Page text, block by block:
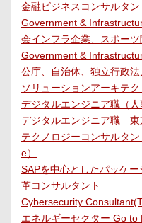
金融ビジネスコンサルタン
Government &
会インフラ企業、スポーツ
Government &
公庁、自治体、独立行政法
ソリューションアーキテク
デジタルエンジニア職（
デジタルエンジニア職 東
テクノロジーコンサルタ
e）
SAPを中心としたパッケ
革コンサルタント
Cybersecurity
エネルギーセクター Go to